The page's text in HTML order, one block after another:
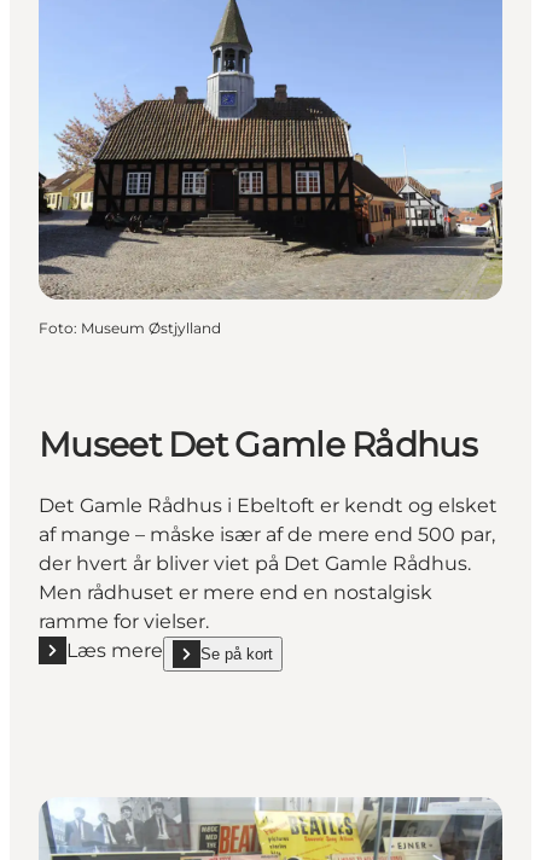
Foto: Museum Østjylland
Museet Det Gamle Rådhus
Det Gamle Rådhus i Ebeltoft er kendt og elsket
af mange – måske især af de mere end 500 par,
der hvert år bliver viet på Det Gamle Rådhus.
Men rådhuset er mere end en nostalgisk
ramme for vielser.
Læs mere
Læs mere "Museet Det Gamle Rådhus"
Se på kort
show Museet Det Gamle Rådhus on_map